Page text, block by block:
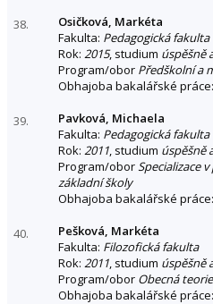
38.
Osičková, Markéta
Fakulta: Pedagogická fakulta
Rok: 2015, studium úspěšně
Program/obor Předškolní a
Obhajoba bakalářské práce:
39.
Pavková, Michaela
Fakulta: Pedagogická fakulta
Rok: 2011, studium úspěšně
Program/oborSpecializace
základní školy
Obhajoba bakalářské práce:
40.
Pešková, Markéta
Fakulta: Filozofická fakulta
Rok: 2011, studium úspěšně
Program/obor Obecná
Obhajoba bakalářské práce: